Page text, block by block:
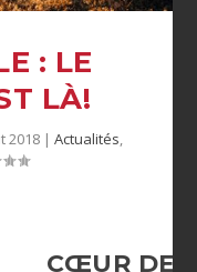
: LE
LÀ!
2018 | Actualités,
CŒUR DE